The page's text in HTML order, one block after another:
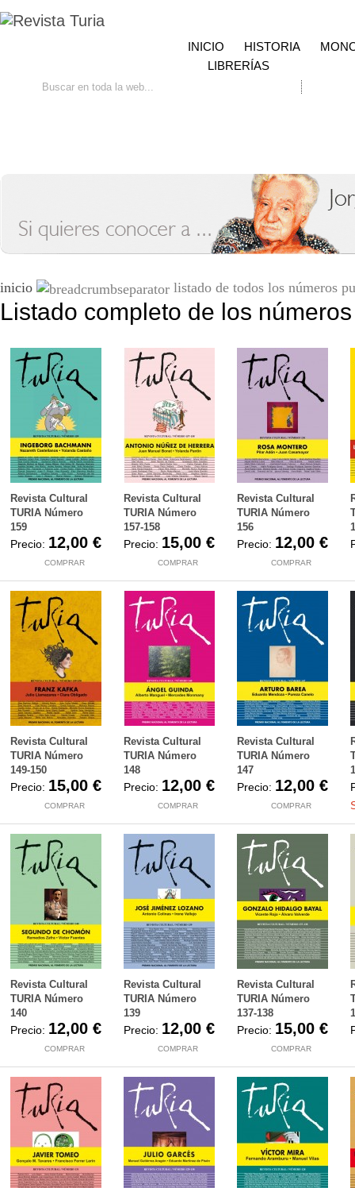
INICIO HISTORIA
LIBRERÍAS
inicio listado de todos los números
Listado completo de los
Revista Cultural
TURIA Número
159
Precio: 12,00 €
COMPRAR
Revista Cultural
TURIA Número
157-158
Precio: 15,00 €
COMPRAR
Revista Cultural
TURIA Número
156
Precio: 12,00 €
COMPRAR
Revista Cultural
TURIA Número
149-150
Precio: 15,00 €
COMPRAR
Revista Cultural
TURIA Número
148
Precio: 12,00 €
COMPRAR
Revista Cultural
TURIA Número
147
Precio: 12,00 €
COMPRAR
Revista Cultural
TURIA Número
140
Precio: 12,00 €
COMPRAR
Revista Cultural
TURIA Número
139
Precio: 12,00 €
COMPRAR
Revista Cultural
TURIA Número
137-138
Precio: 15,00 €
COMPRAR